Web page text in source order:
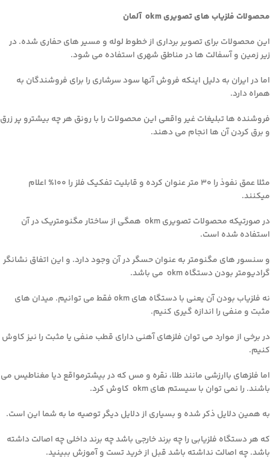
محصولات فلزیاب های تصویریokm آلمان
این محصولات برای تصویر برداری از خطوط لوله و مسیر های حفاری شده. در
زیر زمین و آسفالت ها در مناطق شهری استفاده می شود.
اما در ایران به دلیل اینکه فروش آنها سود سرشاری را برای فروشندگان به
همراه دارد.
فروشنده ها تبلیغات غیر واقعی این محصولات را با رونق هر چه بیشترو پر زرق
و برق کردن آن ها انجام می دهند.
مثلا عمق نفوذ را ۳۰ متر عنوان کرده و قابلیت تفکیک فلز را ۱۰۰% اعلام
میکنند.
در صورتیکه محصولات تصویری okm همگی از ساختار مگنومتریک در آن
استفاده شده است.
و سنسور های مگنومتر به عنوان حسگر در آن وجود دارد. و این اتفاق نشانگر
گرادیومتر بودن دستگاه okm می باشد.
نه فلزیاب بودن آن یعنی با دستگاه های okm فقط می توانیم. میدان های
مثبت و منفی را اندازه گیری کنیم.
در برخی از موارد می توان فلزهای آهنی دارای قطب منفی یا مثبت را نیز کاوش
کنیم.
اما فلزهای باارزشی مانند طلا، نقره و مس که در بیشترمواقع دیا مغناطیس می
باشند. را نمی توان با سیستم های okm کاوش کرد.
به همین دلایل ذکر شده و بسیاری از دلایل دیگر توصیه ما به شما این است.
که هر دستگاه فلزیابی را چه برند خارجی باشد چه برند داخلی چه اصالت داشته
باشد. چه اصالت نداشته باشد قبل از خرید تست و آموزش ببینید.